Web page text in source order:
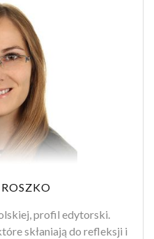
profil edytorski.
skłaniają do refleksji i